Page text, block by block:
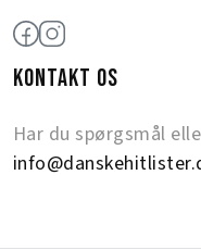
KONTAKT OS
Har du spørgsmål